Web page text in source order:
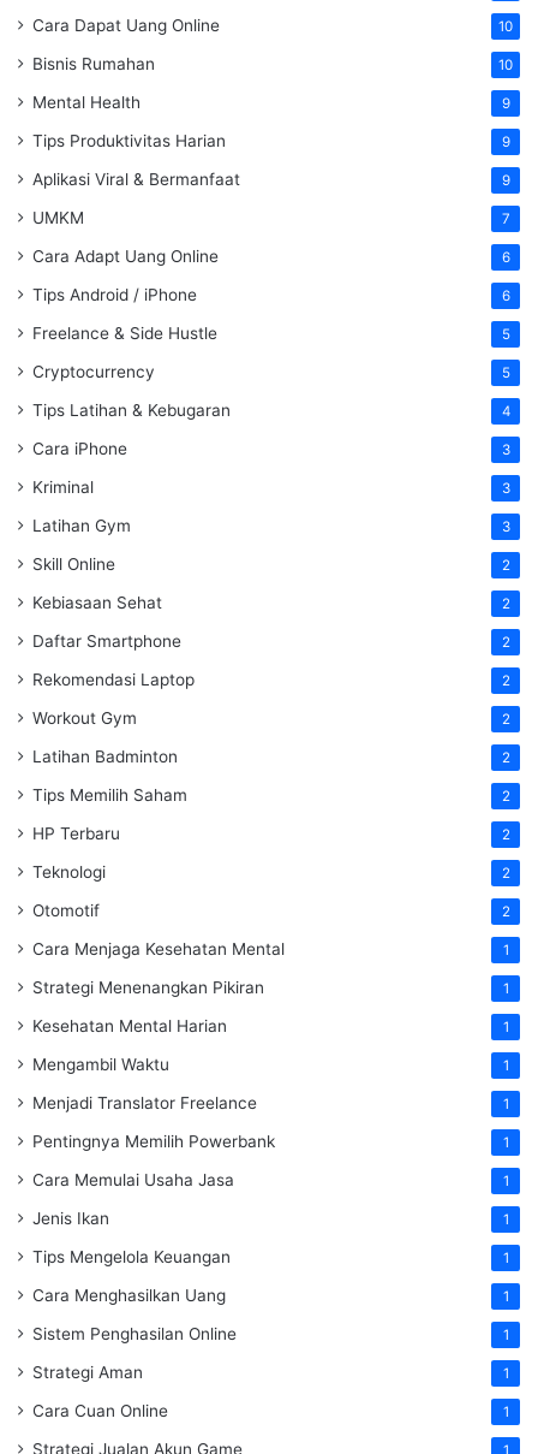
Cara Dapat Uang Online 10
Bisnis Rumahan 10
Mental Health 9
Tips Produktivitas Harian 9
Aplikasi Viral & Bermanfaat 9
UMKM 7
Cara Adapt Uang Online 6
Tips Android / iPhone 6
Freelance & Side Hustle 5
Cryptocurrency 5
Tips Latihan & Kebugaran 4
Cara iPhone 3
Kriminal 3
Latihan Gym 3
Skill Online 2
Kebiasaan Sehat 2
Daftar Smartphone 2
Rekomendasi Laptop 2
Workout Gym 2
Latihan Badminton 2
Tips Memilih Saham 2
HP Terbaru 2
Teknologi 2
Otomotif 2
Cara Menjaga Kesehatan Mental 1
Strategi Menenangkan Pikiran 1
Kesehatan Mental Harian 1
Mengambil Waktu 1
Menjadi Translator Freelance 1
Pentingnya Memilih Powerbank 1
Cara Memulai Usaha Jasa 1
Jenis Ikan 1
Tips Mengelola Keuangan 1
Cara Menghasilkan Uang 1
Sistem Penghasilan Online 1
Strategi Aman 1
Cara Cuan Online 1
Strategi Jualan Akun Game 1